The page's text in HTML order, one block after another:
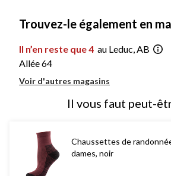
Trouvez-le également en
Il n’en reste que 4 au Leduc, AB
Allée 64
Voir d'autres magasins
Il vous faut peut-
Chaussettes de
dames, noir